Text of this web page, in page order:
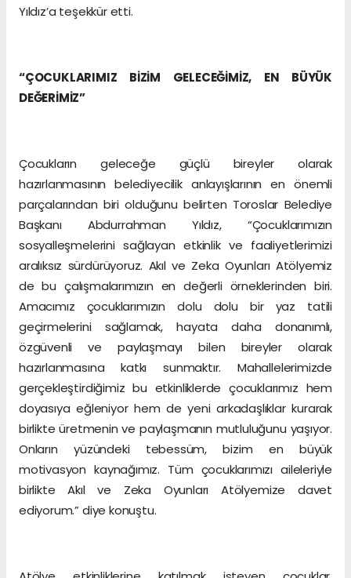
Yıldız’a teşekkür etti.
“ÇOCUKLARIMIZ BİZİM GELECEĞİMİZ, EN BÜYÜK
DEĞERİMİZ”
Çocukların geleceğe güçlü bireyler olarak
hazırlanmasının belediyecilik anlayışlarının en önemli
parçalarından biri olduğunu belirten Toroslar Belediye
Başkanı Abdurrahman Yıldız, “Çocuklarımızın
sosyalleşmelerini sağlayan etkinlik ve faaliyetlerimizi
aralıksız sürdürüyoruz. Akıl ve Zeka Oyunları Atölyemiz
de bu çalışmalarımızın en değerli örneklerinden biri.
Amacımız çocuklarımızın dolu dolu bir yaz tatili
geçirmelerini sağlamak, hayata daha donanımlı,
özgüvenli ve paylaşmayı bilen bireyler olarak
hazırlanmasına katkı sunmaktır. Mahallelerimizde
gerçekleştirdiğimiz bu etkinliklerde çocuklarımız hem
doyasıya eğleniyor hem de yeni arkadaşlıklar kurarak
birlikte üretmenin ve paylaşmanın mutluluğunu yaşıyor.
Onların yüzündeki tebessüm, bizim en büyük
motivasyon kaynağımız. Tüm çocuklarımızı aileleriyle
birlikte Akıl ve Zeka Oyunları Atölyemize davet
ediyorum.” diye konuştu.